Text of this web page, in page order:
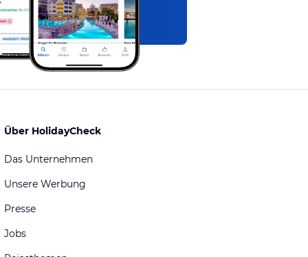
Über HolidayCheck
Das Unternehmen
Unsere Werbung
Presse
Jobs